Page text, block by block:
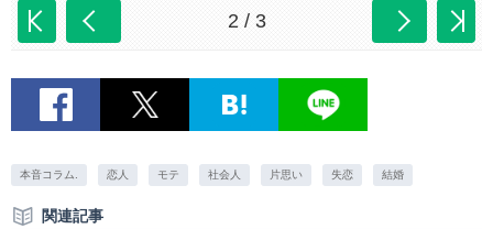
2 / 3
本音コラム. 恋人 モテ 社会人 片思い 失恋 結婚
関連記事